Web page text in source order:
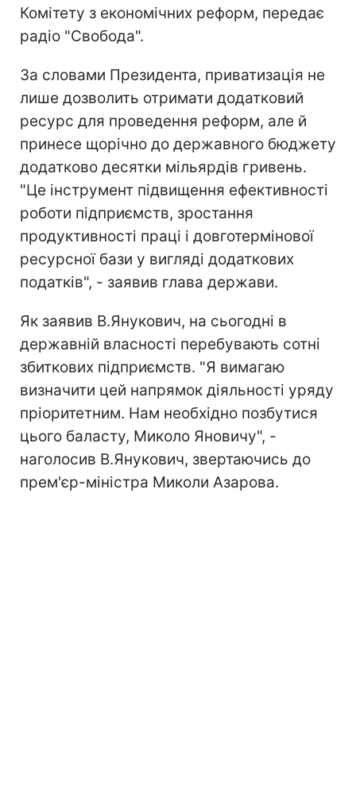
Комітету з економічних реформ, передає
радіо "Свобода".
За словами Президента, приватизація не
лише дозволить отримати додатковий
ресурс для проведення реформ, але й
принесе щорічно до державного бюджету
додатково десятки мільярдів гривень.
"Це інструмент підвищення ефективності
роботи підприємств, зростання
продуктивності праці і довготермінової
ресурсної бази у вигляді додаткових
податків", - заявив глава держави.
Як заявив В.Янукович, на сьогодні в
державній власності перебувають сотні
збиткових підприємств. "Я вимагаю
визначити цей напрямок діяльності уряду
пріоритетним. Нам необхідно позбутися
цього баласту, Миколо Яновичу", -
наголосив В.Янукович, звертаючись до
прем'єр-міністра Миколи Азарова.